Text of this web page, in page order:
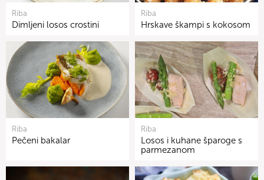
Riba
Dimljeni losos crostini
Riba
Hrskave škampi s kokosom
Riba
Pečeni bakalar
Riba
Losos i kuhane šparoge s
parmezanom